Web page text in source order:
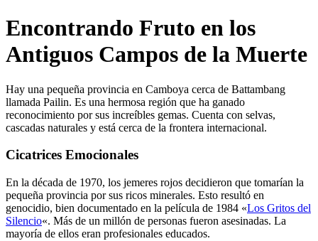
Encontrando Fruto en los
Antiguos Campos de la Muerte
Hay una pequeña provincia en Camboya cerca de Battambang
llamada Pailin. Es una hermosa región que ha ganado
reconocimiento por sus increíbles gemas. Cuenta con selvas,
cascadas naturales y está cerca de la frontera internacional.
Cicatrices Emocionales
En la década de 1970, los jemeres rojos decidieron que tomarían la
pequeña provincia por sus ricos minerales. Esto resultó en
genocidio, bien documentado en la película de 1984 «Los Gritos del
Silencio«. Más de un millón de personas fueron asesinadas. La
mayoría de ellos eran profesionales educados.